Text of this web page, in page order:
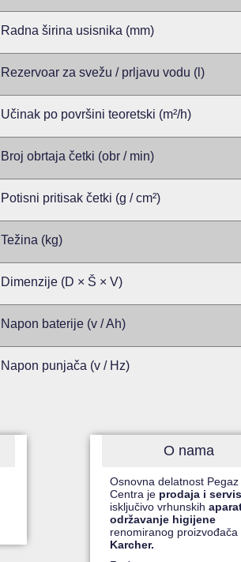
Radna širina usisnika (mm)
Rezervoar za svežu / prljavu vodu (l)
Učinak po površini teoretski (m²/h)
Broj obrtaja četki (obr / min)
Potisni pritisak četki (g / cm²)
Težina (kg)
Dimenzije (D × Š × V)
Napon baterije (v / Ah)
Napon punjača (v / Hz)
O nama
Osnovna delatnost Pegaz
Centra je prodaja i servis
isključivo vrhunskih
održavanje higijene
renomiranog proizvođača
Karcher.